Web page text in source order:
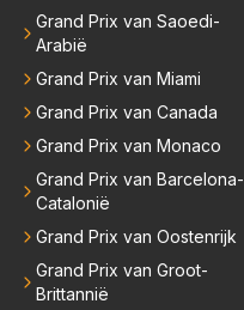
Grand Prix van Saoedi-
Arabië
Grand Prix van Miami
Grand Prix van Canada
Grand Prix van Monaco
Grand Prix van Barcelona-
Catalonië
Grand Prix van Oostenrijk
Grand Prix van Groot-
Brittannië